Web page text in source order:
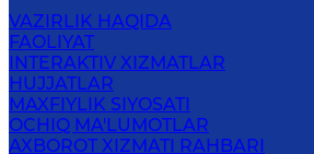
VAZIRLIK HAQIDA
FAOLIYAT
INTERAKTIV XIZMATLAR
HUJJATLAR
MAXFIYLIK SIYOSATI
OCHIQ MA'LUMOTLAR
AXBOROT XIZMATI RAHBARI